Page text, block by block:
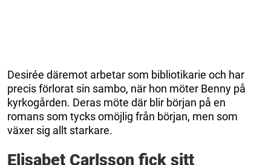
Desirée däremot arbetar som bibliotikarie och har
precis förlorat sin sambo, när hon möter Benny på
kyrkogården. Deras möte där blir början på en
romans som tycks omöjlig från början, men som
växer sig allt starkare.
Elisabet Carlsson fick sitt